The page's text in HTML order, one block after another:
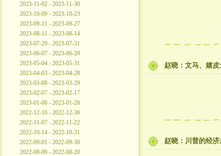
2023-11-02 - 2023-11-30
2023-10-09 - 2023-10-23
2023-09-11 - 2023-09-27
2023-08-11 - 2023-08-14
2023-07-29 - 2023-07-31
2023-06-07 - 2023-06-20
2023-05-04 - 2023-05-31
2023-04-03 - 2023-04-28
2023-03-08 - 2023-03-29
2023-02-07 - 2023-02-17
2023-01-06 - 2023-01-26
2022-12-10 - 2022-12-30
2022-11-07 - 2022-11-22
2022-10-14 - 2022-10-31
2022-09-01 - 2022-09-30
2022-08-09 - 2022-08-20
赵晓：文马、嬉
赵晓：川普的经